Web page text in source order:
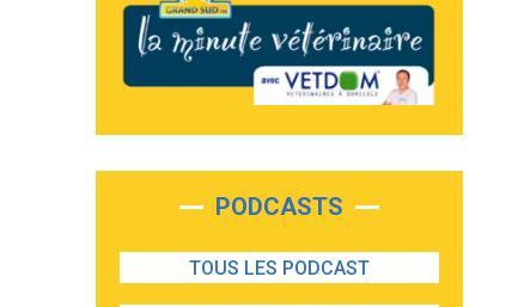
PODCASTS
TOUS LES PODCAST